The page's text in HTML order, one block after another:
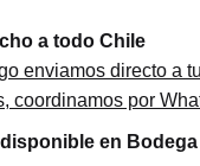
a todo Chile
enviamos directo a
coordinamos por
en Bodega